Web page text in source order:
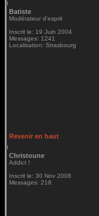
Batiste
Modérateur d'esprit
Inscrit le: 19 Juin 2004
Messages: 1241
Localisation: Strasbourg
Revenir en haut
Christoune
Addict !
Inscrit le: 30 Nov 2006
Messages: 218